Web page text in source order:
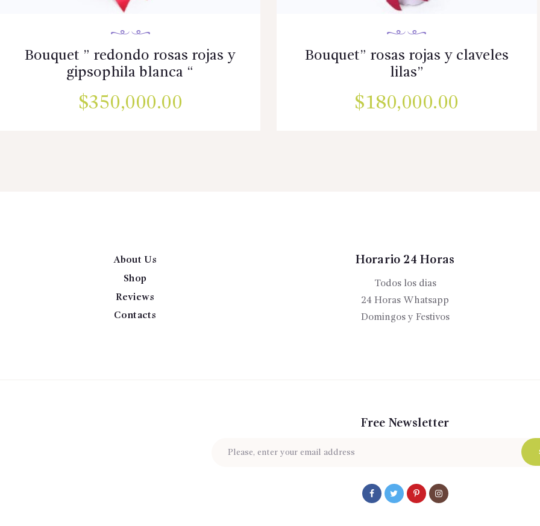
Bouquet ” redondo rosas rojas y
gipsophila blanca “
$350,000.00
Bouquet” rosas rojas y claveles
lilas”
$180,000.00
About Us
Shop
Reviews
Contacts
Horario 24 Horas
Todos los dias
24 Horas Whatsapp
Domingos y Festivos
Free Newsletter